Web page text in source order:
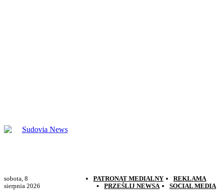
sobota, 8
sierpnia 2026
PATRONAT MEDIALNY
REKLAMA
PRZEŚLIJ NEWSA
SOCIAL MEDIA